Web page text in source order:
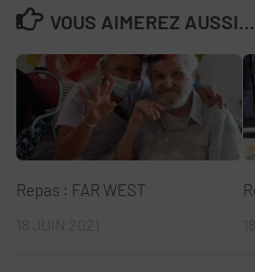
VOUS AIMEREZ AUSSI...
Repas : FAR WEST